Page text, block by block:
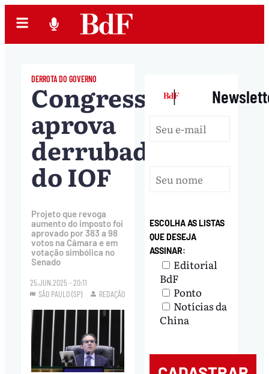
DERROTA DO GOVERNO
Congresso
aprova
derrubada
do IOF
Projeto que revoga
aumento do imposto foi
aprovado por 383 a 98
votos na Câmara e em
votação simbólica no
Senado
25.JUN.2025 - 20:11
SÃO PAULO (SP)
REDAÇÃO
|
ESCOLHA AS LISTAS
QUE DESEJA
ASSINAR:
Editorial
BdF
Ponto
Notícias da
China